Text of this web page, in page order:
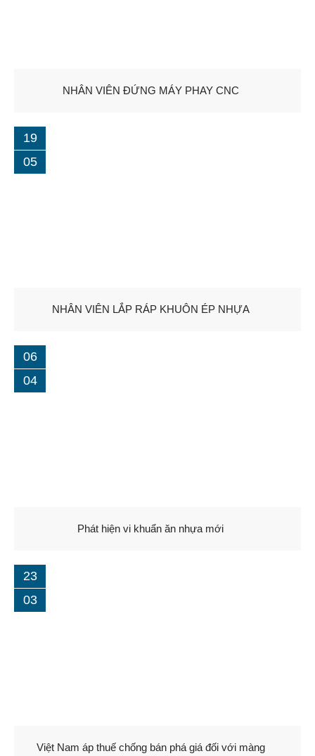
NHÂN VIÊN ĐỨNG MÁY PHAY CNC
19
05
NHÂN VIÊN LẮP RÁP KHUÔN ÉP NHỰA
06
04
Phát hiện vi khuẩn ăn nhựa mới
23
03
Việt Nam áp thuế chống bán phá giá đối với màng